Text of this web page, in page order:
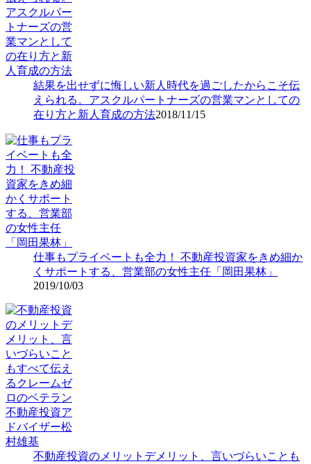
結果を出せずに悔しい新人時代を過ごしたからこそ伝
えられる。アスクルパートナーズの営業マンとしての
在り方と新人育成の方法2018/11/15
仕事もプライベートも全力！ 不動産投資家をきめ細か
くサポートする、営業部の女性主任「岡田果林」
2019/10/03
不動産投資のメリットデメリット、言いづらいことも